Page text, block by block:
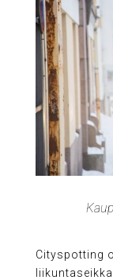
Cityspotting